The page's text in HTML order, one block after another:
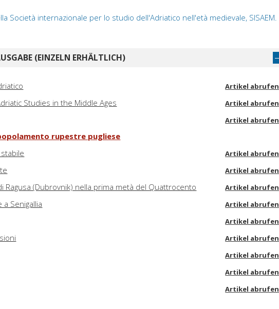
Società internazionale per lo studio dell'Adriatico nell'età medievale, SISAEM.
(EINZELN ERHÄLTLICH)
Artikel abrufen
Studies in the Middle Ages Artikel abrufen
Artikel abrufen
rupestre pugliese
Artikel abrufen
Artikel abrufen
Ragusa (Dubrovnik) nella prima metà del Quattrocento Artikel abrufen
Senigallia Artikel abrufen
Artikel abrufen
Artikel abrufen
Artikel abrufen
Artikel abrufen
Artikel abrufen